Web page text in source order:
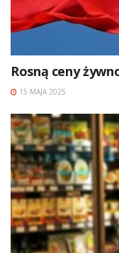
Rosną ceny
15 MAJA 2025